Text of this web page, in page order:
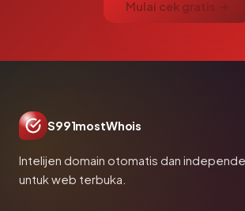
Mulai cek gratis →
S991mostWhois
Intelijen domain otomatis dan
untuk web terbuka.